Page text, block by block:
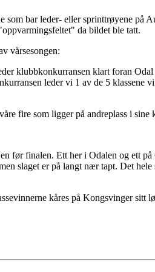
som bar leder- eller sprinttrøyene på
da bildet ble tatt.
vårsesongen:
klubbkonkurransen klart foran Odal
leder vi 1 av de 5 klassene
fire som ligger på andreplass i
før finalen. Ett her i Odalen og ett
slaget er på langt nær tapt. Det
kåres på Kongsvinger sitt